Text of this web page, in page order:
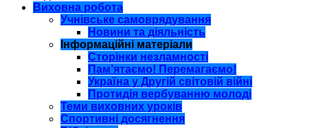
Виховна робота
Учнівське самоврядування
Новини та діяльність
Інформаційні матеріали
Сторінки незламності
Пам’ятаємо! Перемагаємо!
Україна у Другій світовій війні
Протидія вербуванню молоді
Теми виховних уроків
Спортивні досягнення